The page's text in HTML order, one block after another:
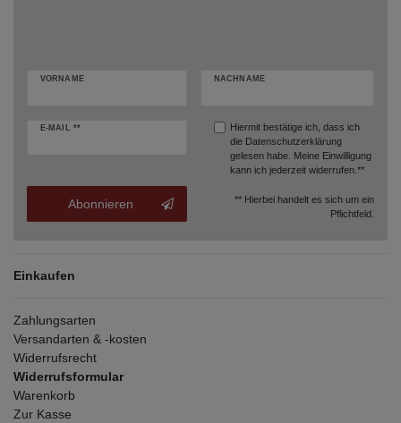
VORNAME NACHNAME
E-MAIL **
Hiermit bestätige ich, dass ich
die Datenschutzerklärung
gelesen habe. Meine Einwilligung
kann ich jederzeit widerrufen.**
Abonnieren
** Hierbei handelt es sich um ein
Pflichtfeld.
Einkaufen
Zahlungsarten
Versandarten & -kosten
Widerrufsrecht
Widerrufsformular
Warenkorb
Zur Kasse